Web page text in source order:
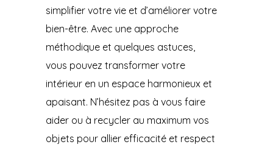
simplifier votre vie et d’améliorer votre
bien-être. Avec une approche
méthodique et quelques astuces,
vous pouvez transformer votre
intérieur en un espace harmonieux et
apaisant. N’hésitez pas à vous faire
aider ou à recycler au maximum vos
objets pour allier efficacité et respect